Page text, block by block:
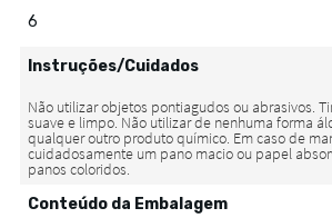
6
Instruções/Cuidados
Conteúdo da Embalagem